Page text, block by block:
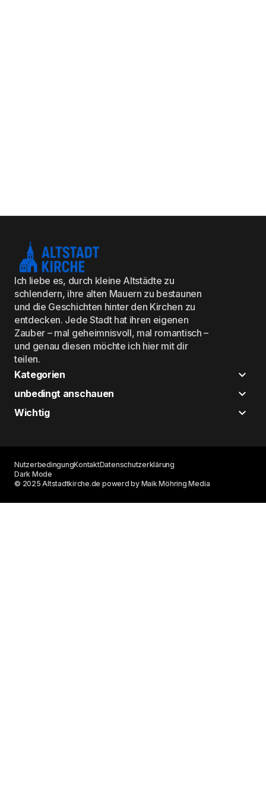
Ich liebe es, durch kleine Altstädte zu
schlendern, ihre alten Mauern zu bestaunen
und die Geschichten hinter den Kirchen zu
entdecken. Jede Stadt hat ihren eigenen
Zauber – mal geheimnisvoll, mal romantisch –
und genau diesen möchte ich hier mit dir
teilen.
Kategorien
unbedingt anschauen
Wichtig
© 2025 Altstadtkirche.de powerd by Maik Möhring Media
NutzerbedingungKontaktDatenschutzerklärung
Dark Mode